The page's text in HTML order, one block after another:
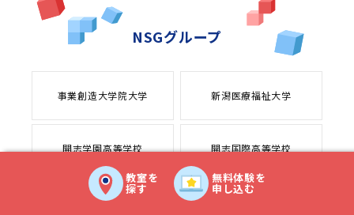
無料体験を
申し込む
教室を
探す
NSGグループ
事業創造大学院大学 新潟医療福祉大学
開志学園高等学校 開志国際高等学校
NSGカレッジリーグ